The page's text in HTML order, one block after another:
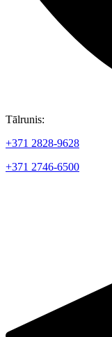
Tālrunis:
+371 2828-9628
+371 2746-6500